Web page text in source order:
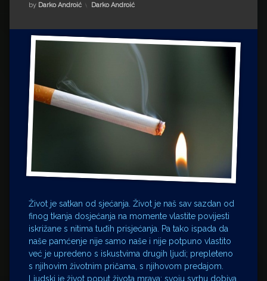
Impressum
Milenko Strižak
Drugi autori
Drugi autori
Matea Andrić
Ljiljana Lekanić-Kljaić
Željko Krznarić
Mario Lovreković
Miroslav Šantek
by Darko Androić Kategorije:
Darko Androić
Život je satkan od sjećanja. Život je naš sav sazdan od
finog tkanja dosjećanja na momente vlastite povijesti
iskrižane s nitima tuđih prisjećanja. Pa tako ispada da
naše pamćenje nije samo naše i nije potpuno vlastito
već je upredeno s iskustvima drugih ljudi; prepleteno
s njihovim životnim pričama, s njihovom predajom.
Ljudski je život poput života mrava: svoju svrhu dobiva